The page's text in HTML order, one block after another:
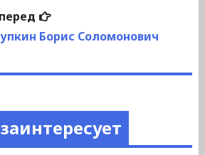
Следующая
запись:
Борис Соломонович